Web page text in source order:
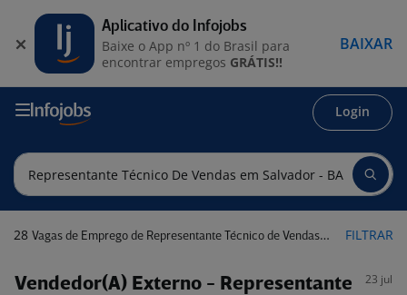
Login
28 Vagas de Emprego de Representante Técnico de Vendas em Salvador - BA FILTRAR
Vendedor(A) Externo - Representante
23 jul
Aplicativo do Infojobs
Baixe o App nº 1 do Brasil para
encontrar empregos GRÁTIS!!
BAIXAR